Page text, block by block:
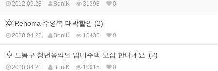
2012.09.28 BoniK 31298 0
Renoma 수영복 대박할인 (2)
2020.04.22 BoniK 10436 0
도봉구 청년음악인 임대주택 모집 한다네요. (2)
2020.04.21 BoniK 10915 0